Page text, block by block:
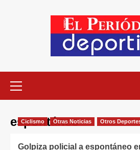
espontáneo
Ciclismo Otras Noticias Otros
Golpiza policial a espontáneo